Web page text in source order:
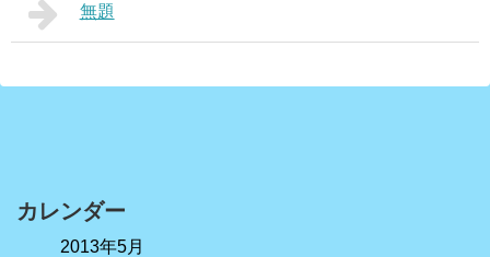
無題
カレンダー
2013年5月